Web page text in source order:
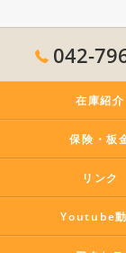
042-
在庫紹介
保険・板
リンク
Youtube